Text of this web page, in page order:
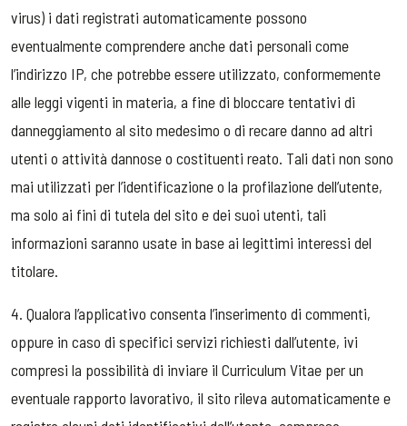
virus) i dati registrati automaticamente possono
eventualmente comprendere anche dati personali come
l’indirizzo IP, che potrebbe essere utilizzato, conformemente
alle leggi vigenti in materia, a fine di bloccare tentativi di
danneggiamento al sito medesimo o di recare danno ad altri
utenti o attività dannose o costituenti reato. Tali dati non sono
mai utilizzati per l’identificazione o la profilazione dell’utente,
ma solo ai fini di tutela del sito e dei suoi utenti, tali
informazioni saranno usate in base ai legittimi interessi del
titolare.
4. Qualora l’applicativo consenta l’inserimento di commenti,
oppure in caso di specifici servizi richiesti dall’utente, ivi
compresi la possibilità di inviare il Curriculum Vitae per un
eventuale rapporto lavorativo, il sito rileva automaticamente e